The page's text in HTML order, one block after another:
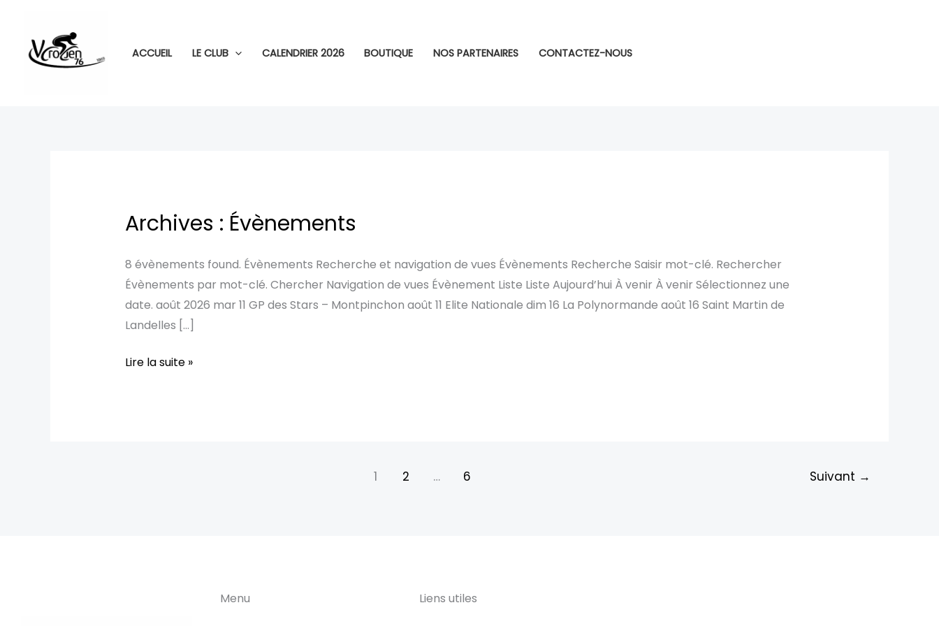
contenu
ACCUEIL LE CLUB CALENDRIER 2026 BOUTIQUE NOS PARTENAIRES CONTACTEZ-NOUS
Archives : Évènements
8 évènements found. Évènements Recherche et navigation de vues Évènements Recherche Saisir mot-clé. Rechercher
Évènements par mot-clé. Chercher Navigation de vues Évènement Liste Liste Aujourd’hui À venir À venir Sélectionnez une
date. août 2026 mar 11 GP des Stars – Montpinchon août 11 Elite Nationale dim 16 La Polynormande août 16 Saint Martin de
Landelles […]
GP
Lire la suite »
1 2 … 6 Suivant →
Menu Liens utiles